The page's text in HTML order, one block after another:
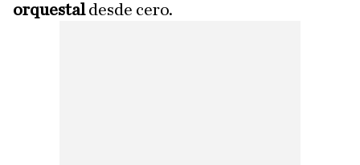
orquestaldesde cero.